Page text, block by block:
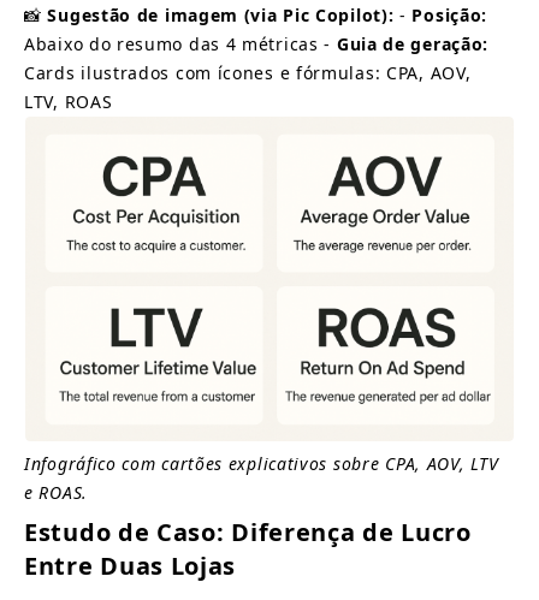
📸 Sugestão de imagem (via Pic Copilot): - Posição:
Abaixo do resumo das 4 métricas - Guia de geração:
Cards ilustrados com ícones e fórmulas: CPA, AOV,
LTV, ROAS
Infográfico com cartões explicativos sobre CPA, AOV, LTV
e ROAS.
Estudo de Caso: Diferença de Lucro
Entre Duas Lojas